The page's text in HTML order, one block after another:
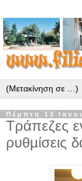
Πέμπτη 13
Τράπεζες
ρυθµίσεις